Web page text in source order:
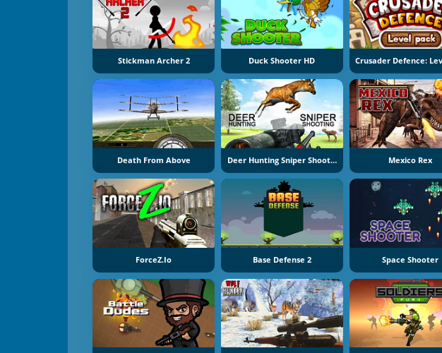
Stickman Archer 2 Duck Shooter HD
Death From Above Deer Hunting Sniper Shooting Mexico Rex
ForceZ.io Base Defense 2 Space Shooter